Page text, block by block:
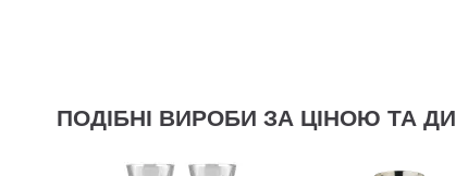
ПОДІБНІ ВИРОБИ ЗА ЦІНОЮ ТА